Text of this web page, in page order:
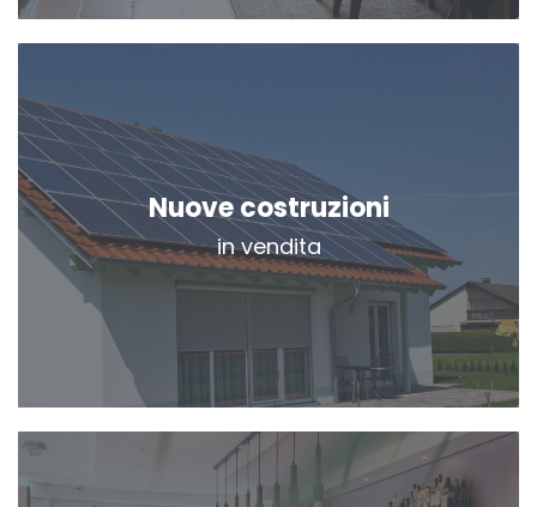
Nuove costruzioni
in vendita